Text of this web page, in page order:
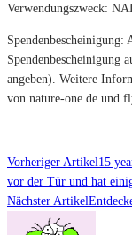
Verwendungszweck:
Spendenbescheinigung
angeben). Weitere
von nature-one.de und
Vorheriger Artikel15
vor der Tür und hat
Nächster Artikel